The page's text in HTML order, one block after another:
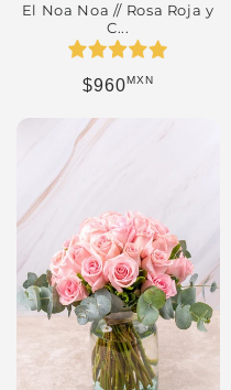
El Noa Noa // Rosa Roja y
C...
Precio habitual
$960MXN